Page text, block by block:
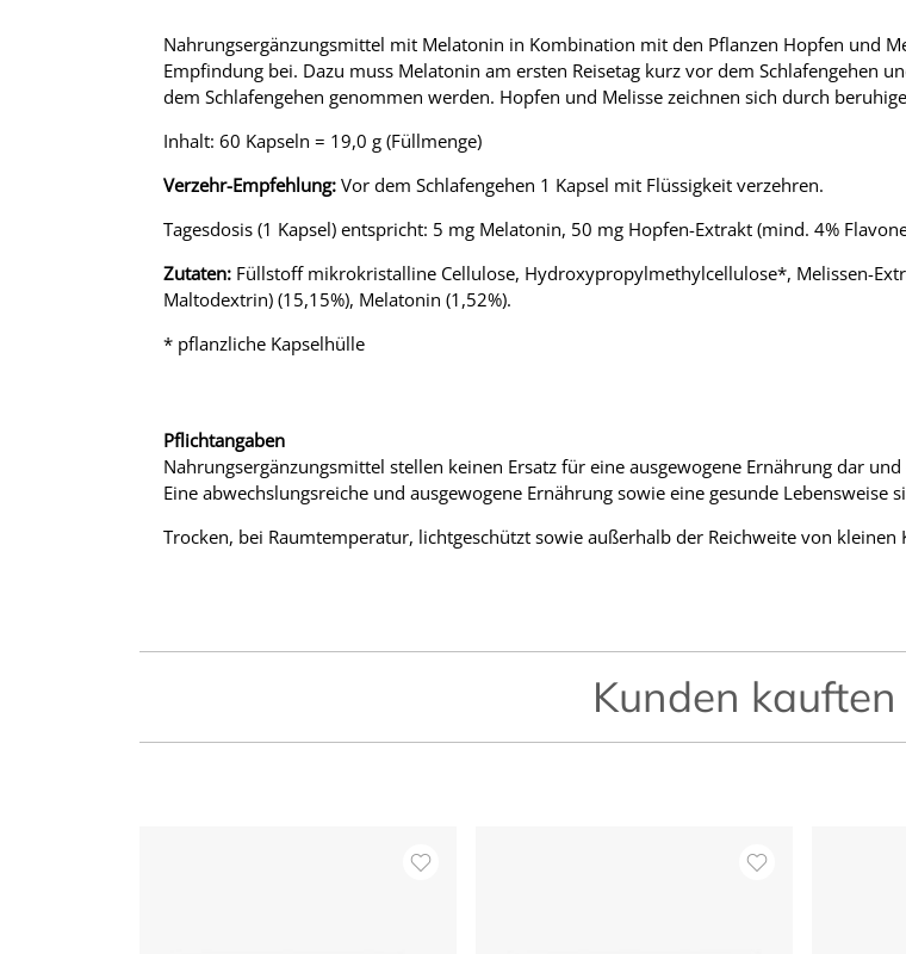
Nahrungsergänzungsmittel mit Melatonin in Kombination mit den Pflanzen Hopfen und
Empfindung bei. Dazu muss Melatonin am ersten Reisetag kurz vor dem Schlafengehen
dem Schlafengehen genommen werden. Hopfen und Melisse zeichnen sich durch
Inhalt: 60 Kapseln = 19,0 g (Füllmenge)
Verzehr-Empfehlung: Vor dem Schlafengehen 1 Kapsel mit Flüssigkeit verzehren.
Tagesdosis (1 Kapsel) entspricht: 5 mg Melatonin, 50 mg Hopfen-Extrakt (mind. 4%
Zutaten: Füllstoff mikrokristalline Cellulose, Hydroxypropylmethylcellulose*, Melissen-
Maltodextrin) (15,15%), Melatonin (1,52%).
* pflanzliche Kapselhülle
Pflichtangaben
Nahrungsergänzungsmittel stellen keinen Ersatz für eine ausgewogene Ernährung dar
Eine abwechslungsreiche und ausgewogene Ernährung sowie eine gesunde Lebensweise
Trocken, bei Raumtemperatur, lichtgeschützt sowie außerhalb der Reichweite von kleinen
Kunden kauften